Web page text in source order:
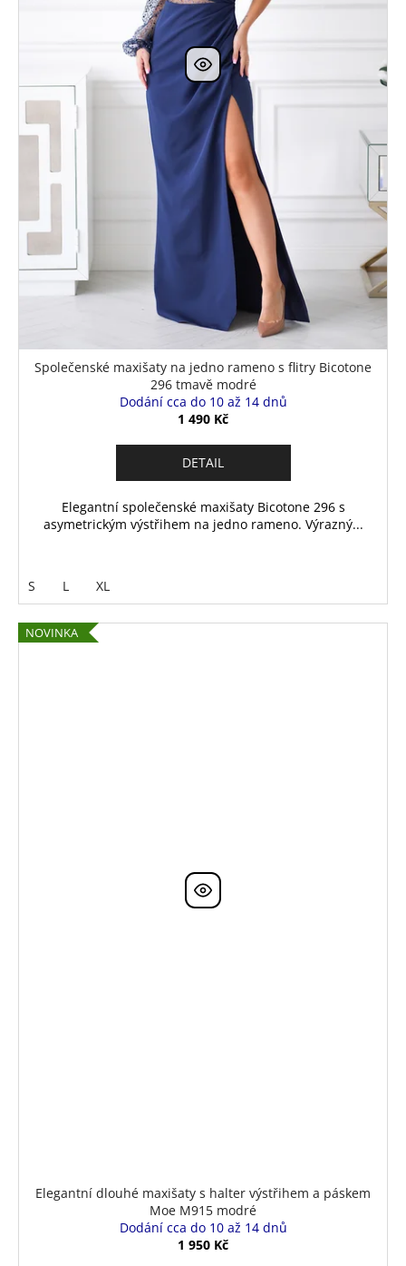
Společenské maxišaty na jedno rameno s flitry Bicotone
296 tmavě modré
Dodání cca do 10 až 14 dnů
1 490 Kč
DETAIL
Elegantní společenské maxišaty Bicotone 296 s
asymetrickým výstřihem na jedno rameno. Výrazný...
S L XL
NOVINKA
Elegantní dlouhé maxišaty s halter výstřihem a páskem
Moe M915 modré
Dodání cca do 10 až 14 dnů
1 950 Kč